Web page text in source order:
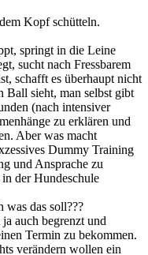
Kopf schütteln.
springt in die Leine
sucht nach Fressbarem
schafft es überhaupt nicht
Ball sieht, man selbst gibt
(nach intensiver
zu erklären und
Aber was macht
Dummy Training
und Ansprache zu
der Hundeschule
was das soll???
auch begrenzt und
Termin zu bekommen.
verändern wollen ein